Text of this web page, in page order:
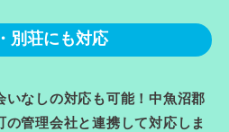
別荘にも対応
いなしの対応も可能！中魚沼郡
の管理会社と連携して対応しま